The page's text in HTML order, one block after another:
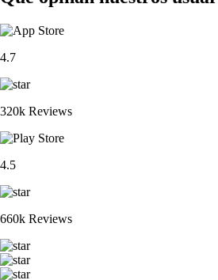
4.7
320k Reviews
4.5
660k Reviews